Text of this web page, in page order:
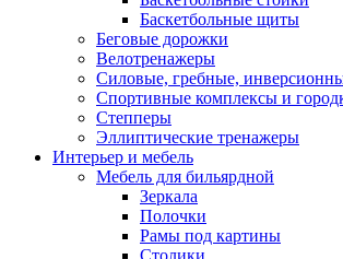
Баскетбольные щиты
Беговые дорожки
Велотренажеры
Силовые, гребные,
Спортивные комплексы и
Степперы
Эллиптические тренажеры
Интерьер и мебель
Мебель для бильярдной
Зеркала
Полочки
Рамы под картины
Столики